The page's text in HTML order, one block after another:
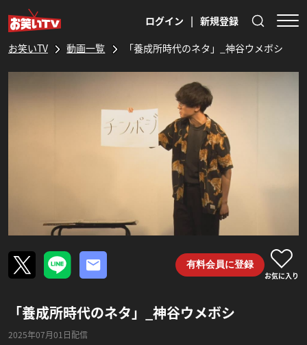
ログイン | 新規登録
お笑いTV 動画一覧 「養成所時代のネタ」_神谷ウメボシ
有料会員に登録
お気に入り
「養成所時代のネタ」_神谷ウメボシ
2025年07月01日配信